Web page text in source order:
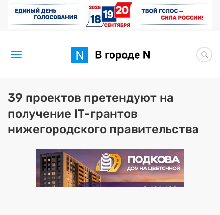
Новости
Статьи
Здоровье
BORЩ
Искусство исцелять
39 проектов претендуют на
получение IT-грантов
нижегородского правительства